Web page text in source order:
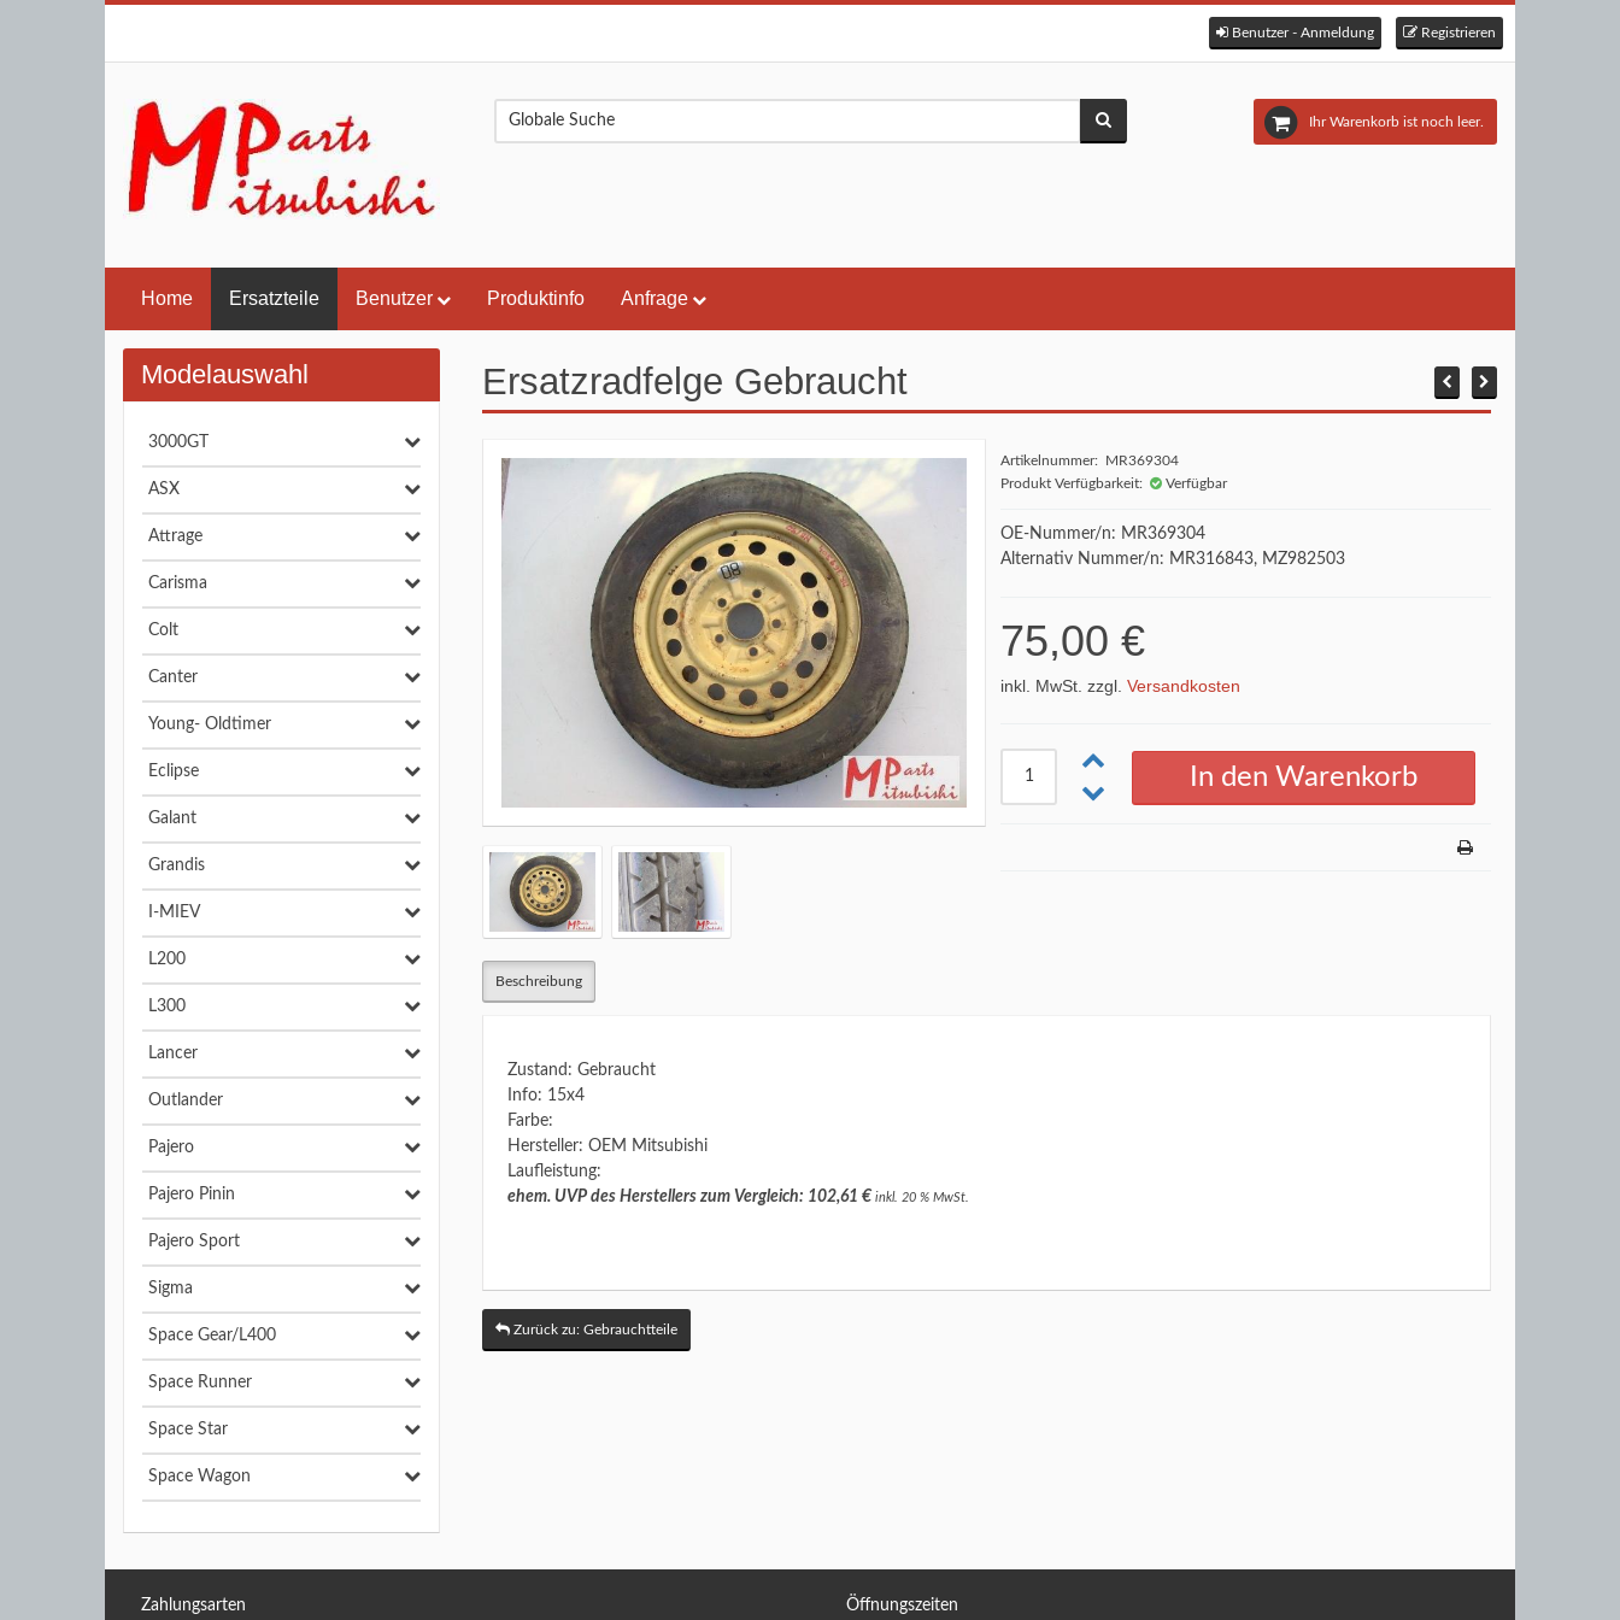
Benutzer - Anmeldung Registrieren
Ihr Warenkorb ist noch leer.
Home Ersatzteile Benutzer Produktinfo Anfrage
Ersatzradfelge Gebraucht
Artikelnummer: MR369304
Produkt Verfügbarkeit:
Verfügbar
OE-Nummer/n: MR369304
Alternativ Nummer/n: MR316843, MZ982503
75,00 €
inkl. MwSt. zzgl.Versandkosten
Beschreibung
Zustand: Gebraucht
Info: 15x4
Farbe:
Hersteller: OEM Mitsubishi
Laufleistung:
ehem. UVP des Herstellers zum Vergleich: 102,61 €inkl. 20 % MwSt.
Zurück zu: Gebrauchtteile
Modelauswahl
3000GT
ASX
Attrage
Carisma
Colt
Canter
Young- Oldtimer
Eclipse
Galant
Grandis
I-MIEV
L200
L300
Lancer
Outlander
Pajero
Pajero Pinin
Pajero Sport
Sigma
Space Gear/L400
Space Runner
Space Star
Space Wagon
Zahlungsarten Öffnungszeiten